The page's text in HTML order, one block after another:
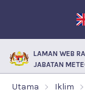
LAMAN WEB
JABATAN
Utama Iklim